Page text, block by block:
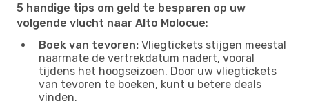
5 handige tips om geld te besparen op uw
volgende vlucht naar Alto Molocue:
Boek van tevoren: Vliegtickets stijgen meestal
naarmate de vertrekdatum nadert, vooral
tijdens het hoogseizoen. Door uw vliegtickets
van tevoren te boeken, kunt u betere deals
vinden.